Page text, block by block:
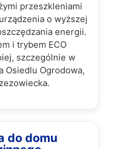
przeszkleniami
o wyższej
energii.
i trybem ECO
szczególnie w
Osiedlu Ogrodowa,
do domu